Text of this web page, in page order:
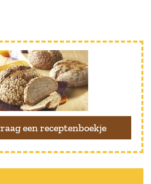
een receptenboekje